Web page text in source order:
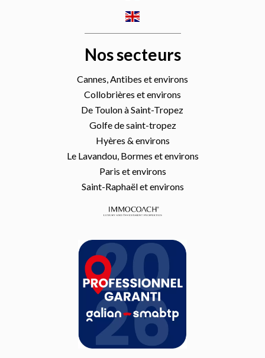
Nos secteurs
Cannes, Antibes et environs
Collobrières et environs
De Toulon à Saint-Tropez
Golfe de saint-tropez
Hyères & environs
Le Lavandou, Bormes et environs
Paris et environs
Saint-Raphaël et environs